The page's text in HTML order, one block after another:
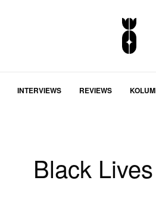
INTERVIEWS REVIEWS
Black